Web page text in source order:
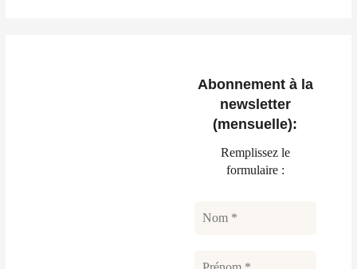
Abonnement à la
newsletter
(mensuelle):
Remplissez le
formulaire :